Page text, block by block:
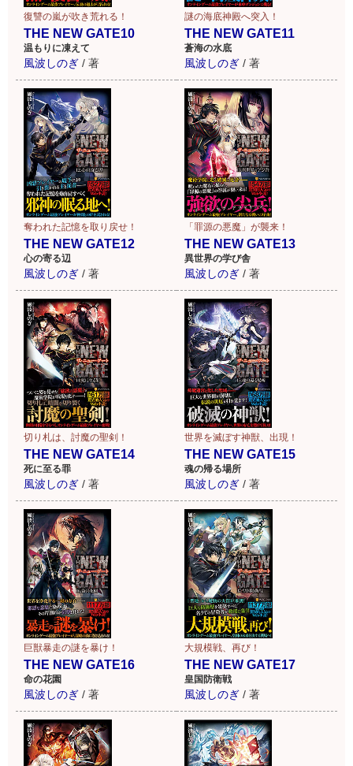
復讐の嵐が吹き荒れる！
THE NEW GATE10
温もりに凍えて
風波しのぎ / 著
謎の海底神殿へ突入！
THE NEW GATE11
蒼海の水底
風波しのぎ / 著
奪われた記憶を取り戻せ！
THE NEW GATE12
心の寄る辺
風波しのぎ / 著
「罪源の悪魔」が襲来！
THE NEW GATE13
異世界の学び舎
風波しのぎ / 著
切り札は、討魔の聖剣！
THE NEW GATE14
死に至る罪
風波しのぎ / 著
世界を滅ぼす神獣、出現！
THE NEW GATE15
魂の帰る場所
風波しのぎ / 著
巨獣暴走の謎を暴け！
THE NEW GATE16
命の花園
風波しのぎ / 著
大規模戦、再び！
THE NEW GATE17
皇国防衛戦
風波しのぎ / 著